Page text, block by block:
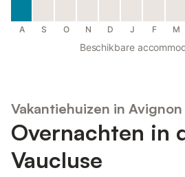
A S O N D J F M
Beschikbare
Vakantiehuizen in Avignon
Overnachten in
Vaucluse